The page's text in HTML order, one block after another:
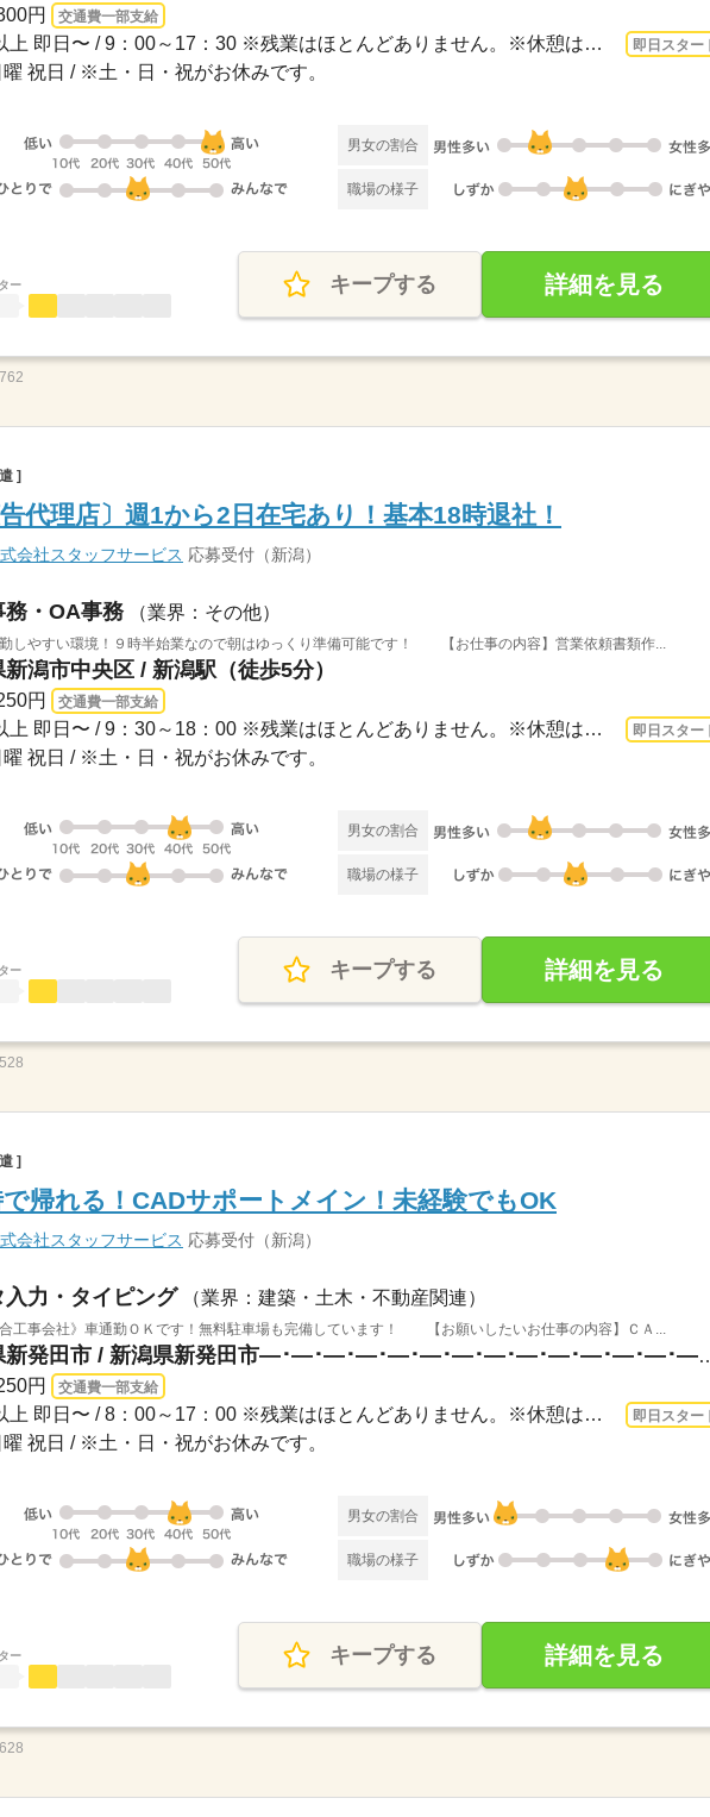
円 交通費一部支給
3ヵ月以上 即日〜 / 9：00～17：30 ※残業はほとんどありません。※休憩は４５分です。 即日スター
祝日 / ※土・日・祝がお休みです。
男女の割合
職場の様子
ー キープする 詳細を見る
]
告代理店〕週1から2日在宅あり！基本18時退社！
会社スタッフサービス 応募受付（新潟）
務・OA事務 （業界：その他）
しやすい環境！９時半始業なので朝はゆっくり準備可能です！ 【お仕事の内容】営業依頼書類作...
潟市中央区 / 新潟駅（徒歩5分）
円 交通費一部支給
3ヵ月以上 即日〜 / 9：30～18：00 ※残業はほとんどありません。※休憩は６０分です。 即日スター
祝日 / ※土・日・祝がお休みです。
男女の割合
職場の様子
ー キープする 詳細を見る
]
帰れる！CADサポートメイン！未経験でもOK
会社スタッフサービス 応募受付（新潟）
入力・タイピング （業界：建築・土木・不動産関連）
合工事会社》車通勤ＯＫです！無料駐車場も完備しています！ 【お願いしたいお仕事の内容】ＣＡ...
新潟県新発田市 / 新潟県新発田市―･
円
交通費一部支給
3ヵ月以上 即日〜 / 8：00～17：00 ※残業はほとんどありません。※休憩は６０分です。 即日スター
祝日 / ※土・日・祝がお休みです。
男女の割合
職場の様子
ー キープする 詳細を見る